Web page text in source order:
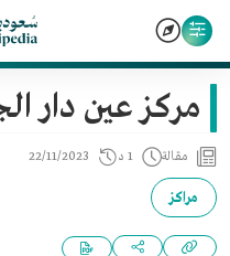
مركز عين دار
مقالة 1 د 22/11/2023
مراكز